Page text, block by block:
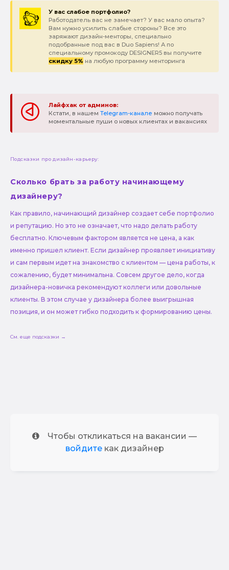
У вас слабое портфолио?
Работодатель вас не замечает? У вас мало опыта?
Вам нужно усилить слабые стороны? Все это
заряжают дизайн-менторы, специально
подобранные под вас в Duo Sapiens! А по
специальному промокоду DESIGNER5 вы получите
скидку 5% на любую программу менторинга
Лайфхак от админов:
Кстати, в нашем Telegram-канале можно получать
моментальные пуши о новых клиентах и вакансиях
Подсказки про дизайн-карьеру:
Сколько брать за работу начинающему
дизайнеру?
Как правило, начинающий дизайнер создает себе портфолио
и репутацию. Но это не означает, что надо делать работу
бесплатно. Ключевым фактором является не цена, а как
именно пришел клиент. Если дизайнер проявляет инициативу
и сам первым идет на знакомство с клиентом — цена работы, к
сожалению, будет минимальна. Совсем другое дело, когда
дизайнера-новичка рекомендуют коллеги или довольные
клиенты. В этом случае у дизайнера более выигрышная
позиция, и он может гибко подходить к формированию цены.
См. еще подсказки →
Чтобы откликаться на вакансии —
войдитекак дизайнер